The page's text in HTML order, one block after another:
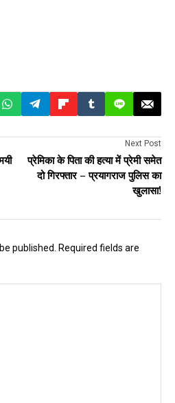
Next Post
प्रेमिका के पिता की हत्या में प्रेमी समेत
दो गिरफ्तार – प्रयागराज पुलिस का
खुलासा!
published. Required fields are